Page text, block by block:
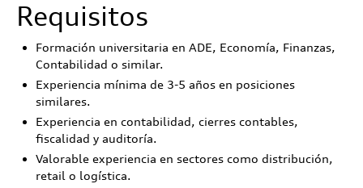
Requisitos
Formación universitaria en ADE, Economía, Finanzas,
Contabilidad o similar.
Experiencia mínima de 3-5 años en posiciones
similares.
Experiencia en contabilidad, cierres contables,
fiscalidad y auditoría.
Valorable experiencia en sectores como distribución,
retail o logística.